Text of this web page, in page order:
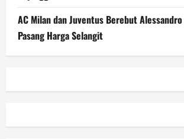
AC Milan dan Juventus Berebut
Pasang Harga Selangit